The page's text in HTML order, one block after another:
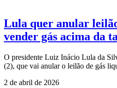
Lula quer anular
vender gás acima da
O presidente Luiz Inácio Lula da
(2), que vai anular o leilão de gás
2 de abril de 2026